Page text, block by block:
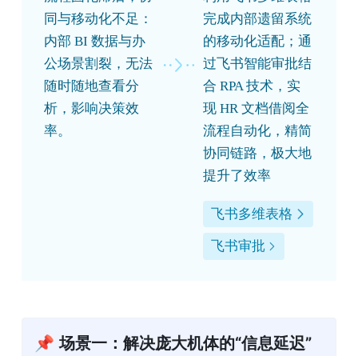
同与移动化不足：
内部 BI 数据与办
公场景割裂，无法
随时随地查看分
析，影响决策效
率。
完成内部遗留系统
的移动化适配；通
过飞书智能审批结
合 RPA 技术，实
现 HR 文档借阅全
流程自动化，精简
协同链路，极大地
提升了效率
飞书多维表格
飞书审批
📌 场景一：解决庞大机体的“信息延迟”